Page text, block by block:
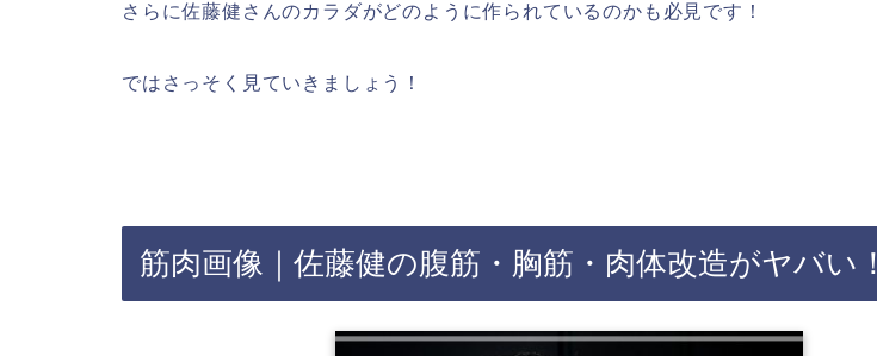
さらに佐藤健さんのカラダがどのように作られているのかも必見です！
ではさっそく見ていきましょう！
筋肉画像｜佐藤健の腹筋・胸筋・肉体改造がヤバい！